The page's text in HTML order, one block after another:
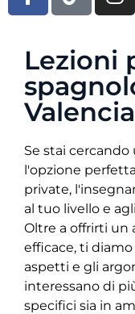
Lezioni
Se stai
l'opzione
private,
al tuo livello e
Oltre a offrirti un
efficace, ti
aspetti e gli
interessano di
specifici sia in